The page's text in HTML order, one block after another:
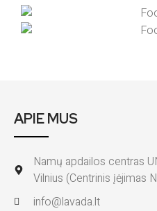
APIE MUS
Namų apdailos centras
Vilnius (Centrinis įėjimas
info@lavada.lt